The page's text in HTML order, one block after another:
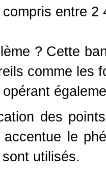
entre 2
? Cette
comme les
opérant
des
le
utilisés.